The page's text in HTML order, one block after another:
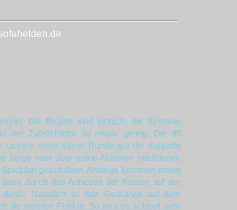
Die Regeln sind einfach, die Symbole
der Zufallsfaktor ist relativ gering. Die 45
unsere erste Vierer-Runde gut die doppelte
lange man über seine Aktionen nachdenkt.
geschoben. Anfangs kommen einem
durch das Anheben der Kosten auf der
Natürlich ist das Gedränge auf dem
die meisten Punkte. So wird es schnell sehr